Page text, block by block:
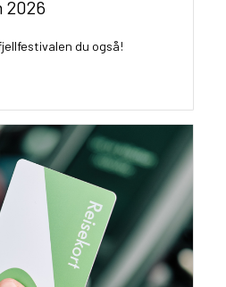
2026
du også!